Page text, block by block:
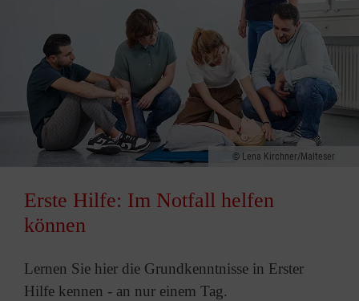
Lena Kirchner/Malteser
Erste Hilfe: Im Notfall helfen
können
Lernen Sie hier die Grundkenntnisse in Erster
Hilfe kennen - an nur einem Tag.